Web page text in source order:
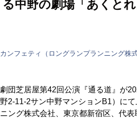
る中野の劇場「あくと
カンフェティ（ロングランプランニング株式
劇団芝居屋第42回公演『通る道』が
野2-11-2サン中野マンションB1）に
ニング株式会社、東京都新宿区、代